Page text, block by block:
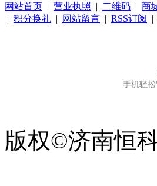
网站首页 | 营业执照 | 二维码 | 商
| 积分换礼 | 网站留言 | RSS订阅 |
版权©济南恒